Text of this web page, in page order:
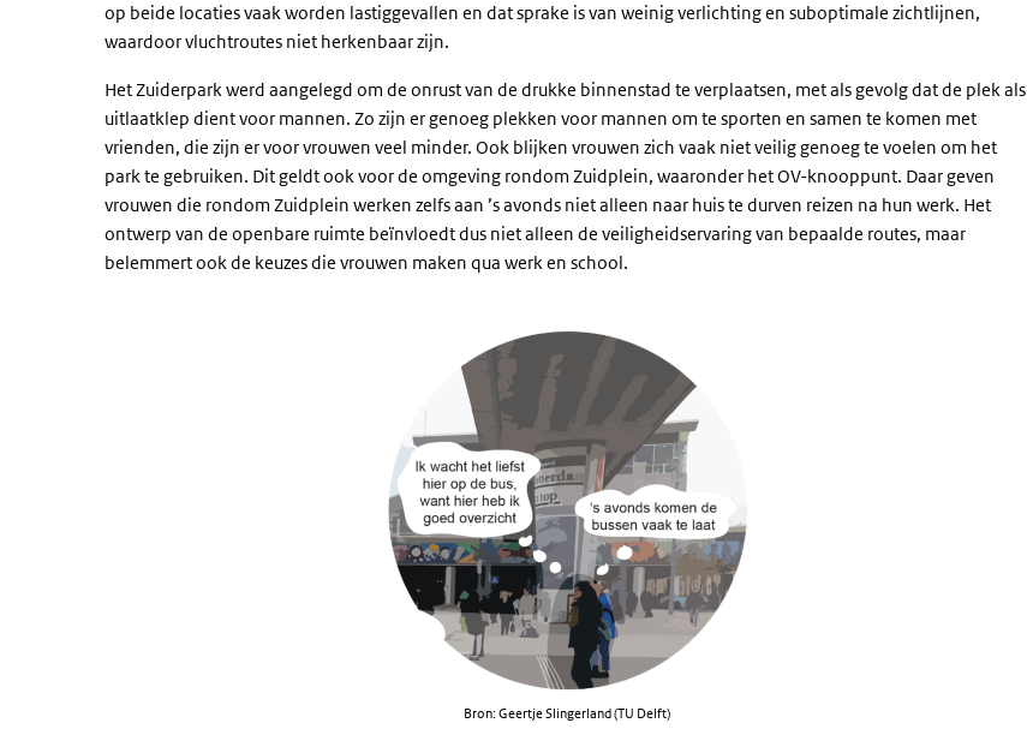
op beide locaties vaak worden lastiggevallen en dat sprake is van weinig verlichting en suboptimale zichtlijnen,
waardoor vluchtroutes niet herkenbaar zijn.
Het Zuiderpark werd aangelegd om de onrust van de drukke binnenstad te verplaatsen, met als gevolg dat de plek als
uitlaatklep dient voor mannen. Zo zijn er genoeg plekken voor mannen om te sporten en samen te komen met
vrienden, die zijn er voor vrouwen veel minder. Ook blijken vrouwen zich vaak niet veilig genoeg te voelen om het
park te gebruiken. Dit geldt ook voor de omgeving rondom Zuidplein, waaronder het OV-knooppunt. Daar geven
vrouwen die rondom Zuidplein werken zelfs aan ’s avonds niet alleen naar huis te durven reizen na hun werk. Het
ontwerp van de openbare ruimte beïnvloedt dus niet alleen de veiligheidservaring van bepaalde routes, maar
belemmert ook de keuzes die vrouwen maken qua werk en school.
Bron: Geertje Slingerland (TU Delft)